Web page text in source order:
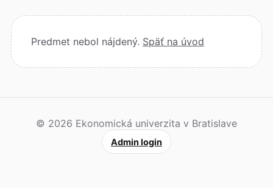
Predmet nebol nájdený. Späť na úvod
© 2026 Ekonomická univerzita v Bratislave
Admin login